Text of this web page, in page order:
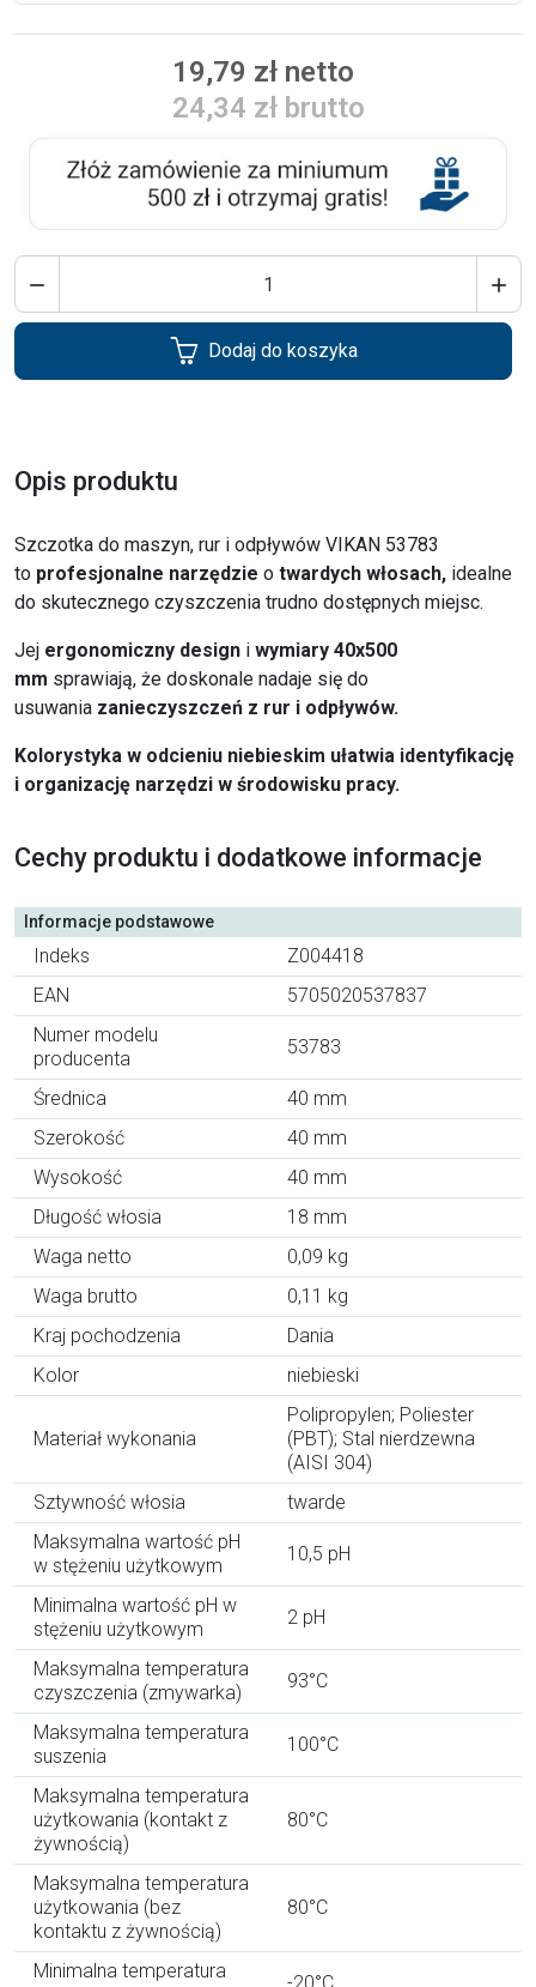
19,79 zł netto
24,34 zł brutto
 
Dodaj do koszyka
Opis produktu
Szczotka do maszyn, rur i odpływów VIKAN 53783
to profesjonalne narzędzie o twardych włosach, idealne
do skutecznego czyszczenia trudno dostępnych miejsc.
Jej ergonomiczny design i wymiary 40x500
mm sprawiają, że doskonale nadaje się do
usuwania zanieczyszczeń z rur i odpływów.
Kolorystyka w odcieniu niebieskim ułatwia identyfikację
i organizację narzędzi w środowisku pracy.
Cechy produktu i dodatkowe informacje
Informacje podstawowe
Indeks
Z004418
EAN
5705020537837
Numer modelu
producenta
53783
Średnica
40 mm
Szerokość
40 mm
Wysokość
40 mm
Długość włosia
18 mm
Waga netto
0,09 kg
Waga brutto
0,11 kg
Kraj pochodzenia
Dania
Kolor
niebieski
Materiał wykonania
Polipropylen; Poliester
(PBT); Stal nierdzewna
(AISI 304)
Sztywność włosia
twarde
Maksymalna wartość pH
w stężeniu użytkowym
10,5 pH
Minimalna wartość pH w
stężeniu użytkowym
2 pH
Maksymalna temperatura
czyszczenia (zmywarka)
93°C
Maksymalna temperatura
suszenia
100°C
Maksymalna temperatura
użytkowania (kontakt z
żywnością)
80°C
Maksymalna temperatura
użytkowania (bez
kontaktu z żywnością)
80°C
Minimalna temperatura